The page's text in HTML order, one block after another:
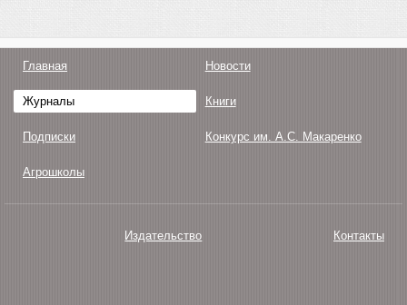
Главная Новости
Журналы Книги
Подписки Конкурс им. А.С. Макаренко
Агрошколы
Издательство Контакты